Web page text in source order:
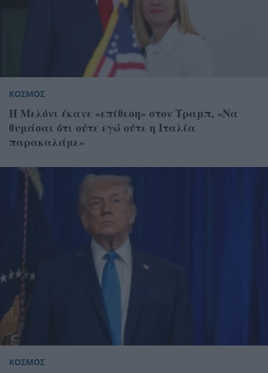
ΚΟΣΜΟΣ
H Μελόνι έκανε «επίθεση» στον Τραμπ, «Να
θυμάσαι ότι ούτε εγώ ούτε η Ιταλία
παρακαλάμε»
ΚΟΣΜΟΣ